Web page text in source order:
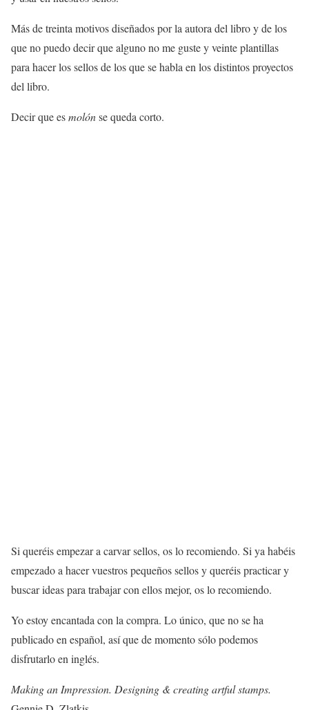
Más de treinta motivos diseñados por la autora del libro y de los
que no puedo decir que alguno no me guste y veinte plantillas
para hacer los sellos de los que se habla en los distintos proyectos
del libro.
Decir que esmolónse queda corto.
Si queréis empezar a carvar sellos, os lo recomiendo. Si ya habéis
empezado a hacer vuestros pequeños sellos y queréis practicar y
buscar ideas para trabajar con ellos mejor, os lo recomiendo.
Yo estoy encantada con la compra. Lo único, que no se ha
publicado en español, así que de momento sólo podemos
disfrutarlo en inglés.
Making an Impression. Designing & creating artful stamps.